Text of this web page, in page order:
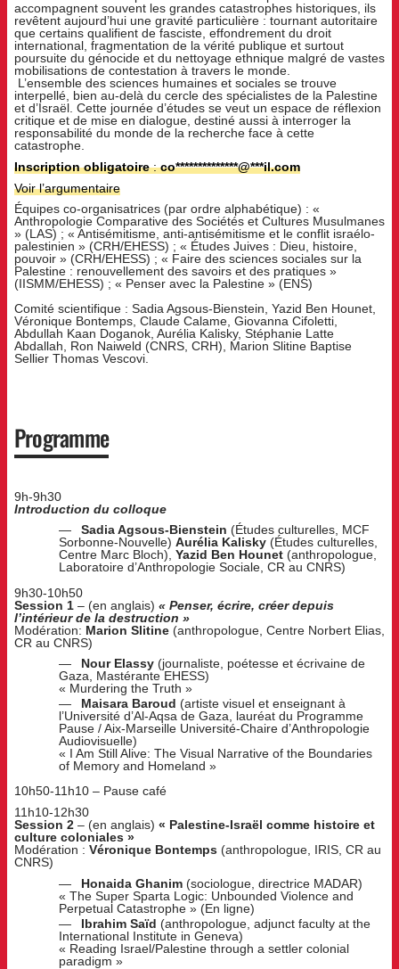
accompagnent souvent les grandes catastrophes historiques, ils
revêtent aujourd’hui une gravité particulière : tournant autoritaire
que certains qualifient de fasciste, effondrement du droit
international, fragmentation de la vérité publique et surtout
poursuite du génocide et du nettoyage ethnique malgré de vastes
mobilisations de contestation à travers le monde.
L’ensemble des sciences humaines et sociales se trouve
interpellé, bien au-delà du cercle des spécialistes de la Palestine
et d’Israël. Cette journée d’études se veut un espace de réflexion
critique et de mise en dialogue, destiné aussi à interroger la
responsabilité du monde de la recherche face à cette
catastrophe.
Inscription obligatoire:co**************@***il.com
Voir l’argumentaire
Équipes co-organisatrices (par ordre alphabétique) : «
Anthropologie Comparative des Sociétés et Cultures Musulmanes
» (LAS) ; « Antisémitisme, anti-antisémitisme et le conflit israélo-
palestinien » (CRH/EHESS) ; « Études Juives : Dieu, histoire,
pouvoir » (CRH/EHESS) ; « Faire des sciences sociales sur la
Palestine : renouvellement des savoirs et des pratiques »
(IISMM/EHESS) ; « Penser avec la Palestine » (ENS)
Comité scientifique : Sadia Agsous-Bienstein, Yazid Ben Hounet,
Véronique Bontemps, Claude Calame, Giovanna Cifoletti,
Abdullah Kaan Doganok, Aurélia Kalisky, Stéphanie Latte
Abdallah, Ron Naiweld (CNRS, CRH), Marion Slitine Baptise
Sellier Thomas Vescovi.
Programme
9h-9h30
Introduction du colloque
Sadia Agsous-Bienstein (Études culturelles, MCF
Sorbonne-Nouvelle) Aurélia Kalisky (Études culturelles,
Centre Marc Bloch), Yazid Ben Hounet (anthropologue,
Laboratoire d’Anthropologie Sociale, CR au CNRS)
9h30-10h50
Session 1 – (en anglais) « Penser, écrire, créer depuis
l’intérieur de la destruction »
Modération: Marion Slitine (anthropologue, Centre Norbert Elias,
CR au CNRS)
Nour Elassy (journaliste, poétesse et écrivaine de
Gaza, Mastérante EHESS)
« Murdering the Truth »
Maisara Baroud (artiste visuel et enseignant à
l’Université d’Al-Aqsa de Gaza, lauréat du Programme
Pause / Aix-Marseille Université-Chaire d’Anthropologie
Audiovisuelle)
« I Am Still Alive: The Visual Narrative of the Boundaries
of Memory and Homeland »
10h50-11h10 – Pause café
11h10-12h30
Session 2 – (en anglais) « Palestine-Israël comme histoire et
culture coloniales »
Modération : Véronique Bontemps (anthropologue, IRIS, CR au
CNRS)
Honaida Ghanim (sociologue, directrice MADAR)
« The Super Sparta Logic: Unbounded Violence and
Perpetual Catastrophe » (En ligne)
Ibrahim Saïd (anthropologue, adjunct faculty at the
International Institute in Geneva)
« Reading Israel/Palestine through a settler colonial
paradigm »